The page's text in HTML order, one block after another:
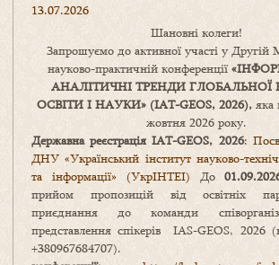
13.07.2026
Шановні колеги!
Запрошуємо до активної участі у Другій
науково-практичній конференції «
АНАЛІТИЧНІ ТРЕНДИ ГЛОБАЛЬНОЇ
ОСВІТИ І НАУКИ» (IAT-GEOS, 2026),яка
жовтня 2026 року.
Державна реєстрація IAT-GEOS, 2026:
ДНУ «Український інститут науково-
та інформації» (УкрІНТЕІ) До
прийом пропозицій від освітніх
приєднання до команди
представлення спікерів IAS-GEOS, 2026